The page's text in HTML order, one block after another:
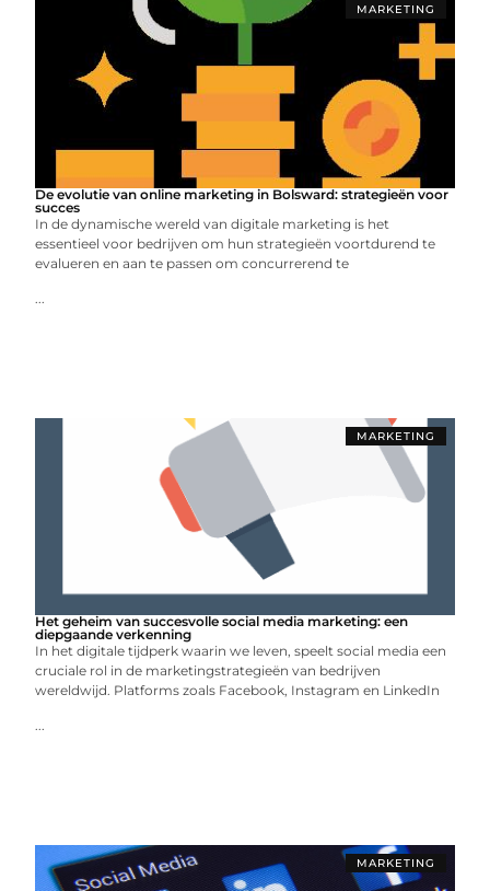
MARKETING
De evolutie van online marketing in Bolsward: strategieën voor
succes
In de dynamische wereld van digitale marketing is het
essentieel voor bedrijven om hun strategieën voortdurend te
evalueren en aan te passen om concurrerend te
...
MARKETING
Het geheim van succesvolle social media marketing: een
diepgaande verkenning
In het digitale tijdperk waarin we leven, speelt social media een
cruciale rol in de marketingstrategieën van bedrijven
wereldwijd. Platforms zoals Facebook, Instagram en LinkedIn
...
MARKETING